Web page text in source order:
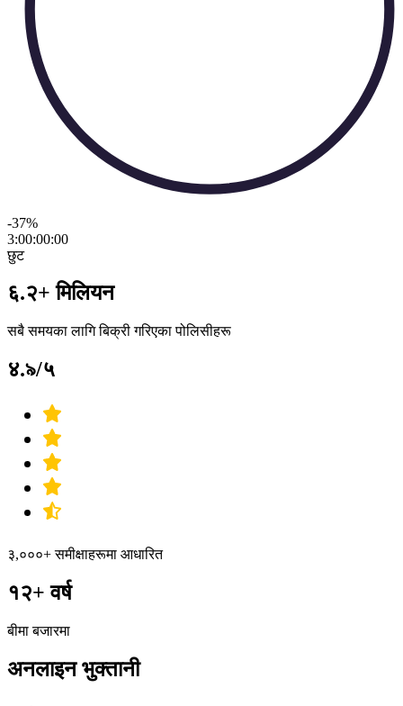
-37%
3:00:00:00
छुट
६.२+ मिलियन
सबै समयका लागि बिक्री गरिएका पोलिसीहरू
४.৯/५
३,०००+ समीक्षाहरूमा आधारित
१२+ वर्ष
बीमा बजारमा
अनलाइन भुक्तानी